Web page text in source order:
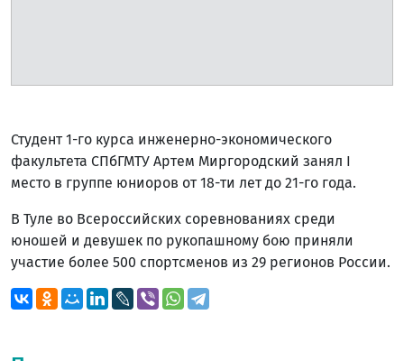
Студент 1-го курса инженерно-экономического
факультета СПбГМТУ Артем Миргородский занял I
место в группе юниоров от 18-ти лет до 21-го года.
В Туле во Всероссийских соревнованиях среди
юношей и девушек по рукопашному бою приняли
участие более 500 спортсменов из 29 регионов России.